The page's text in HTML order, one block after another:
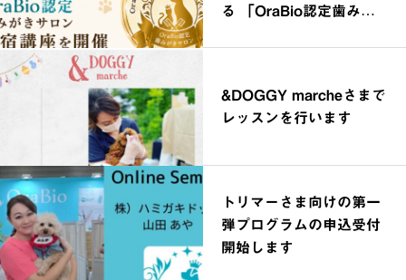
る 「OraBio認定歯みが
&DOGGY marcheさまで
レッスンを行います
トリマーさま向けの第一
弾プログラムの申込受付
開始します